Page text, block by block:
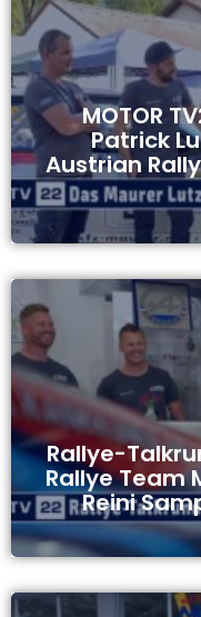
MOTOR
Patrick
Austrian
Rallye-
Rallye Team
Reini